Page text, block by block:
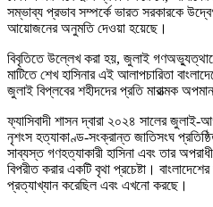
সম্ভাব্য প্রভাব সম্পর্কে ভারত সরকারকে
আয়োজনের অনুমতি দেওয়া হয়েছে।
বিবৃতিতে উল্লেখ করা হয়, জুলাই
মাটিতে শেখ হাসিনার এই আলাপচারিতা
জুলাই বিপ্লবের শহীদদের প্রতি মারাত্মক
ফ্যাসিবাদী শাসন দ্বারা ২০২৪ সালের জুলাই-
নৃশংস হত্যাকাণ্ড-সংক্রান্ত জাতিসংঘ
সাব্যস্ত গণহত্যাকারী হাসিনা এবং তার
বিপরীত করার একটি বৃথা প্রচেষ্টা।
প্রত্যাখ্যান করেছিল এবং এখনো করছে।